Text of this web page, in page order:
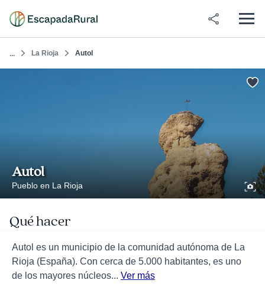
... La Rioja Autol
Autol
Pueblo en La Rioja
Qué hacer
Autol es un municipio de la comunidad autónoma de La
Rioja (España). Con cerca de 5.000 habitantes, es uno
de los mayores núcleos... Ver más